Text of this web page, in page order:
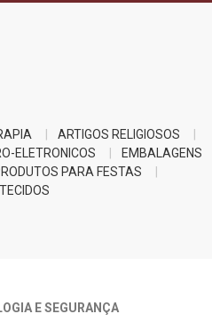
ARTIGOS RELIGIOSOS
ELETRONICOS
EMBALAGENS
PARA FESTAS
TECIDOS
E SEGURANÇA